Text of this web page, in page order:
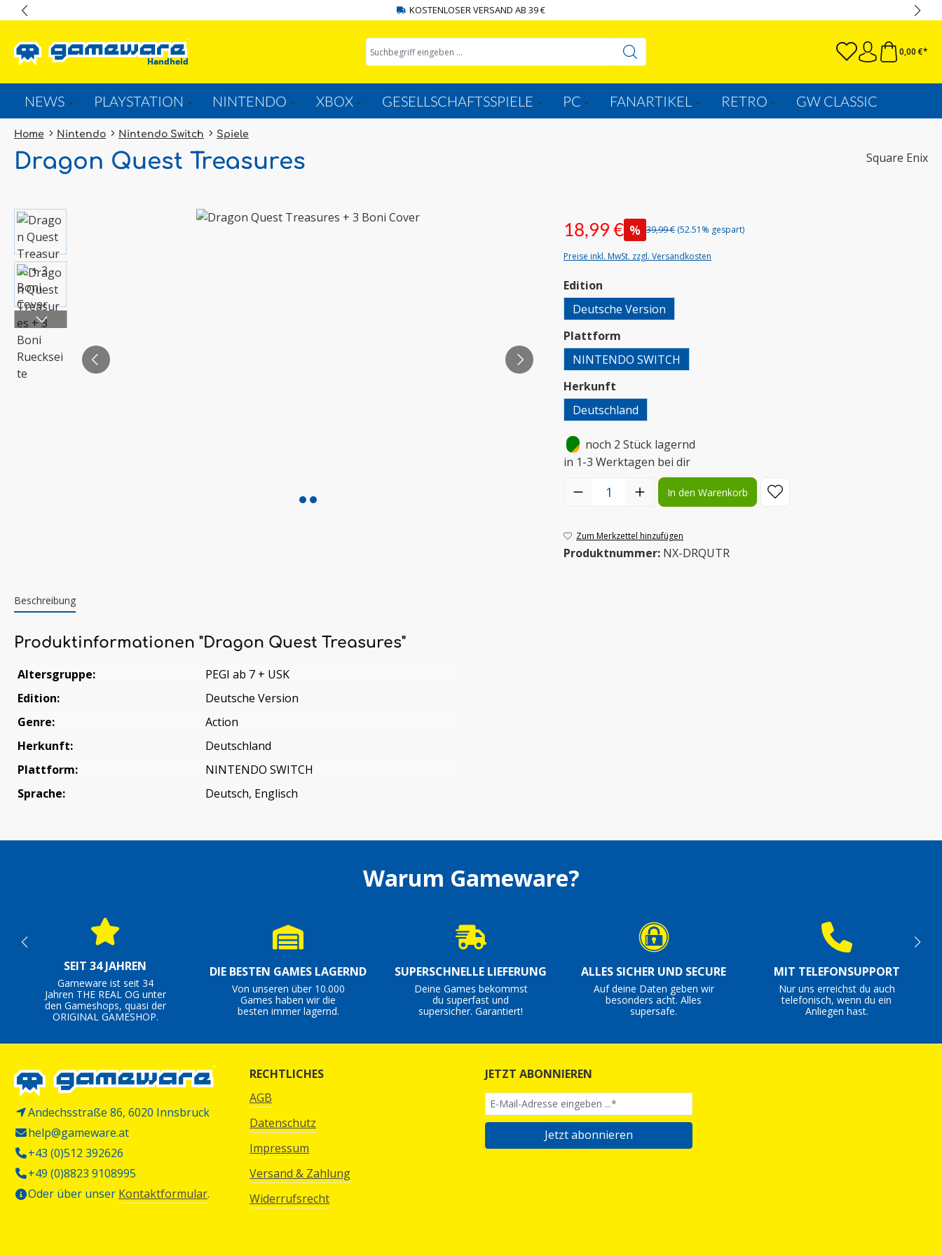
KOSTENLOSER VERSAND AB 39 €
0,00 €*
NEWS PLAYSTATION NINTENDO XBOX GESELLSCHAFTSSPIELE PC FANARTIKEL RETRO GW CLASSIC
Home Nintendo Nintendo Switch Spiele
Dragon Quest Treasures Square Enix
Bildergalerie überspringen
18,99 € % 39,99 € (52.51% gespart)
Preise inkl. MwSt. zzgl. Versandkosten
Edition
Deutsche Version
Plattform
NINTENDO SWITCH
Herkunft
Deutschland
noch 2 Stück lagernd
in 1-3 Werktagen bei dir
Produkt Anzahl: Gib den gewünschten Wert ein oder benutze die
In den Warenkorb
Zum Merkzettel hinzufügen
Produktnummer: NX-DRQUTR
Beschreibung
Produktinformationen "Dragon Quest Treasures"
Altersgruppe:
PEGI ab 7 + USK
Edition:
Deutsche Version
Genre:
Action
Herkunft:
Deutschland
Plattform:
NINTENDO SWITCH
Sprache:
Deutsch, Englisch
Warum Gameware?
SEIT 34 JAHREN
Gameware ist seit 34
Jahren THE REAL OG unter
den Gameshops, quasi der
ORIGINAL GAMESHOP.
DIE BESTEN GAMES LAGERND
Von unseren über 10.000
Games haben wir die
besten immer lagernd.
SUPERSCHNELLE LIEFERUNG
Deine Games bekommst
du superfast und
supersicher. Garantiert!
ALLES SICHER UND SECURE
Auf deine Daten geben wir
besonders acht. Alles
supersafe.
MIT TELEFONSUPPORT
Nur uns erreichst du auch
telefonisch, wenn du ein
Anliegen hast.
Andechsstraße 86, 6020 Innsbruck
help@gameware.at
+43 (0)512 392626
+49 (0)8823 9108995
Oder über unser Kontaktformular.
RECHTLICHES
AGB
Datenschutz
Impressum
Versand & Zahlung
Widerrufsrecht
JETZT ABONNIEREN
Jetzt abonnieren